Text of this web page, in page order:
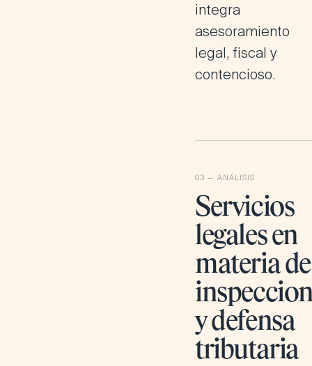
integra
asesoramiento
legal, fiscal y
contencioso.
Servicios
legales en
materia de
y defensa
tributaria